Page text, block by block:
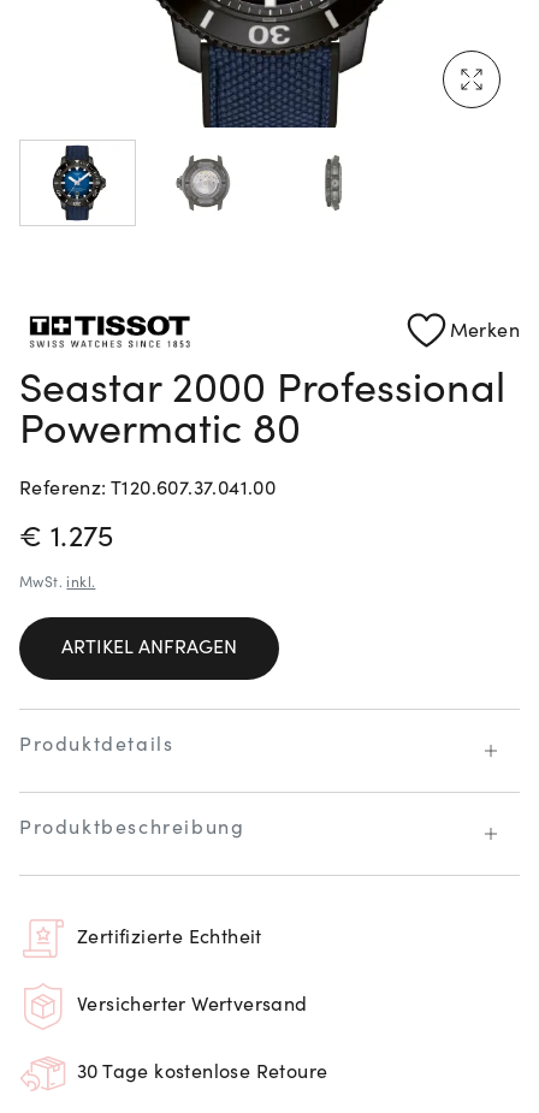
Mehr erfahren: Ikonische Uhren von Cartier
Rolex Certified Pre-Owned entdecken
Merken
Seastar 2000 Professional
Powermatic 80
Referenz: T120.607.37.041.00
PREISINFORMATIONEN
€ 1.275
MwSt. inkl.
ARTIKEL ANFRAGEN
Produktdetails
Produktbeschreibung
Zertifizierte Echtheit
Versicherter Wertversand
30 Tage kostenlose Retoure